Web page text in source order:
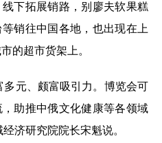
下拓展销路，别廖夫软果糕
销往中国各地，也出现在上
的超市货架上。
元、颇富吸引力。博览会可
助推中俄文化健康等各领域
济研究院院长宋魁说。